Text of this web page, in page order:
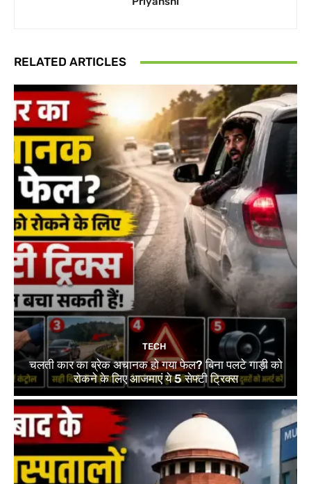
RELATED ARTICLES
TECH
चलती कार का ब्रेक अचानक हो गया फेल? बिना पलटे गाड़ी को
रोकने के लिए आजमाएं ये 5 सेफ्टी ट्रिक्स